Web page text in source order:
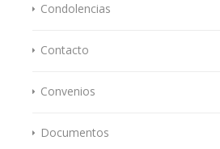
Condolencias
Contacto
Convenios
Documentos